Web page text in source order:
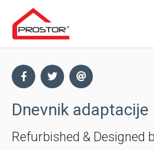
Dnevnik adaptacije
Refurbished & Designed